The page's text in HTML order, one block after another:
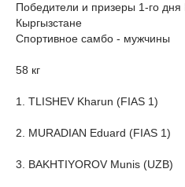
Победители и призеры 1-го
Кыргызстане
Спортивное самбо - мужчины
58 кг
1. TLISHEV Kharun (FIAS 1)
2. MURADIAN Eduard (FIAS 1)
3. BAKHTIYOROV Munis (UZB)